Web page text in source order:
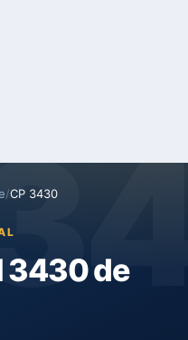
/CP 3430
3430 de